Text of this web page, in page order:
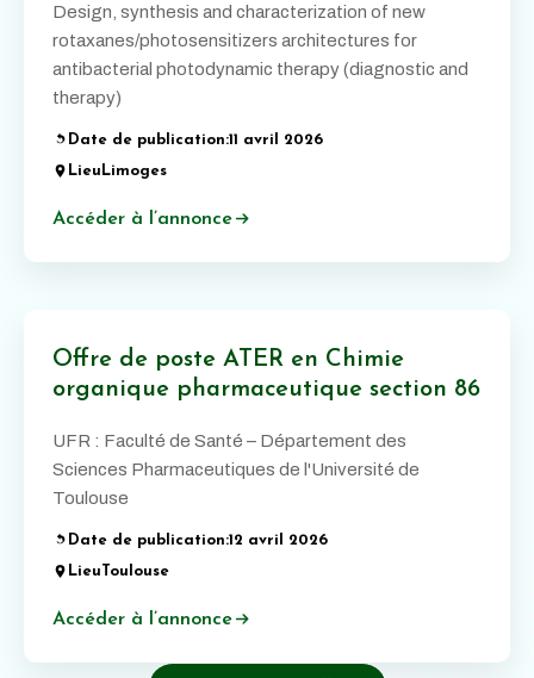
Design, synthesis and characterization of new
rotaxanes/photosensitizers architectures for
antibacterial photodynamic therapy (diagnostic and
therapy)
Date de publication:11 avril 2026
Lieu Limoges
Accéder à l’annonce
Offre de poste ATER en Chimie
organique pharmaceutique section 86
UFR : Faculté de Santé – Département des
Sciences Pharmaceutiques de l'Université de
Toulouse
Date de publication:12 avril 2026
LieuToulouse
Accéder à l’annonce